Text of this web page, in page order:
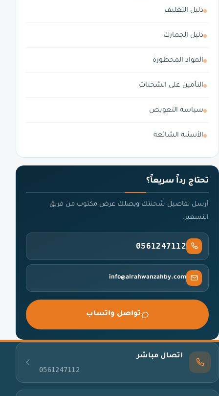
دليل التغليف
دليل الجمارك
المواد المحظورة
التأمين على الشحنات
سياسة التعويض
الأسئلة الشائعة
تحتاج رداً سريعاً؟
أرسل تفاصيل شحنتك ويصلك عرض مكتوب من فريق
التسعير.
0561247112
info@alrahwanzahby.com
تواصل واتساب
اتصال مباشر
0561247112